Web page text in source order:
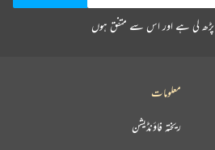
پڑھ لی ہے اور اس سے متفق ہوں
معلومات
ریختہ فاؤنڈیشن